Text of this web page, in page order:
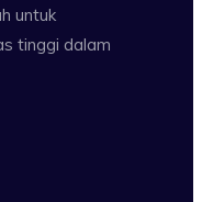
untuk
tinggi dalam